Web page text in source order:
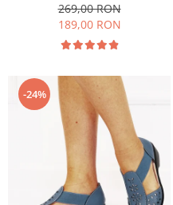
269,00 RON
189,00 RON
-24%